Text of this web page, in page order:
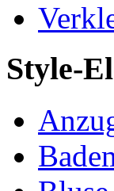
Style-